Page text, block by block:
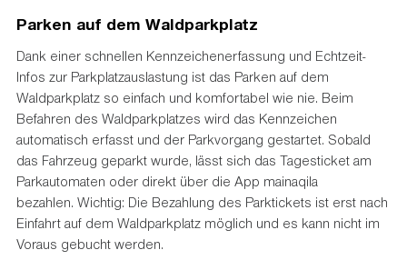
Parken auf dem Waldparkplatz
Dank einer schnellen Kennzeichenerfassung und Echtzeit-
Infos zur Parkplatzauslastung ist das Parken auf dem
Waldparkplatz so einfach und komfortabel wie nie. Beim
Befahren des Waldparkplatzes wird das Kennzeichen
automatisch erfasst und der Parkvorgang gestartet. Sobald
das Fahrzeug geparkt wurde, lässt sich das Tagesticket am
Parkautomaten oder direkt über die App mainaqila
bezahlen. Wichtig: Die Bezahlung des Parktickets ist erst nach
Einfahrt auf dem Waldparkplatz möglich und es kann nicht im
Voraus gebucht werden.